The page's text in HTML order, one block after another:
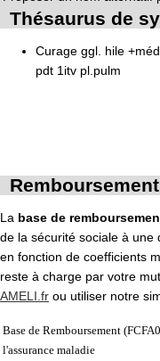
Thésaurus de
Curage ggl. hile
pdt 1itv pl.pulm
La base de
de la sécurité sociale à une
en fonction de coefficients
reste à charge par votre
AMELI.fr ou utiliser notre
Base de Remboursement
l'assurance maladie